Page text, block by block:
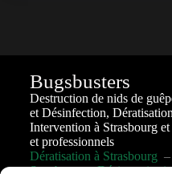
Bugsbusters
Destruction de nids de
et Désinfection,
Intervention à Strasbourg
et professionnels
Dératisation à Strasbourg –
Strasbourg–